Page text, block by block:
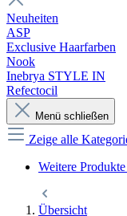
Neuheiten
ASP
Exclusive Haarfarben
Nook
Inebrya STYLE IN
Refectocil
Menü schließen
Zeige alle
Weitere
Übersicht